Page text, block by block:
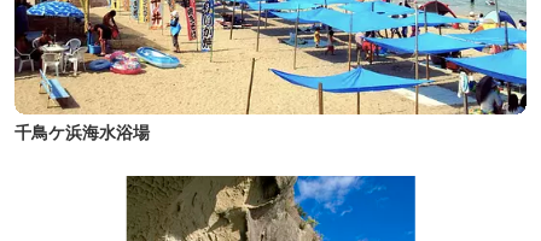
千鳥ケ浜海水浴場